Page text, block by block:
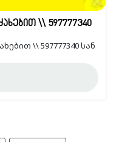
\\ 597777340
\\ 597777340 სან